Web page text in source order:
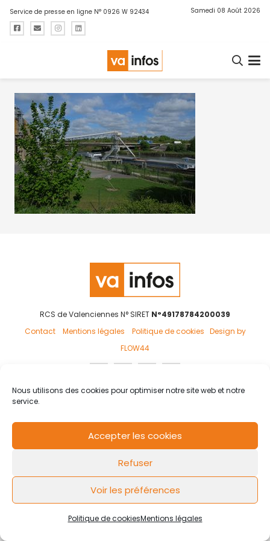
Nous utilisons des cookies pour optimiser notre site web et notre
service.
Accepter les cookies
Refuser
Voir les préférences
Politique de cookiesMentions légales
Service de presse en ligne N° 0926 W 92434 Samedi 08 Août 2026
RCS de Valenciennes N° SIRET N°49178784200039
Contact
Mentions légales Politique de cookies Design by
FLOW44